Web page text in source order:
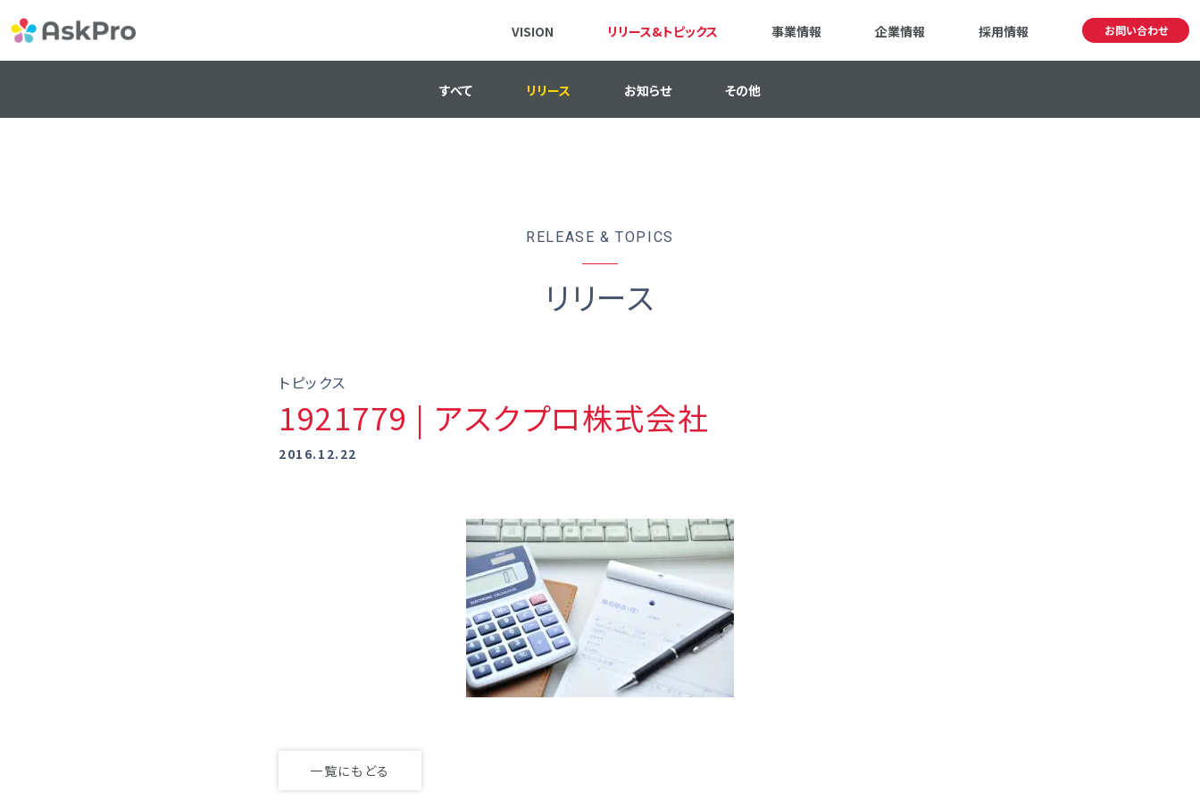
VISION リリース&トピックス 事業情報 企業情報 採用情報 お問い合わせ
すべて リリース お知らせ その他
RELEASE & TOPICS
リリース
トピックス
1921779 | アスクプロ株式会社
2016.12.22
一覧にもどる